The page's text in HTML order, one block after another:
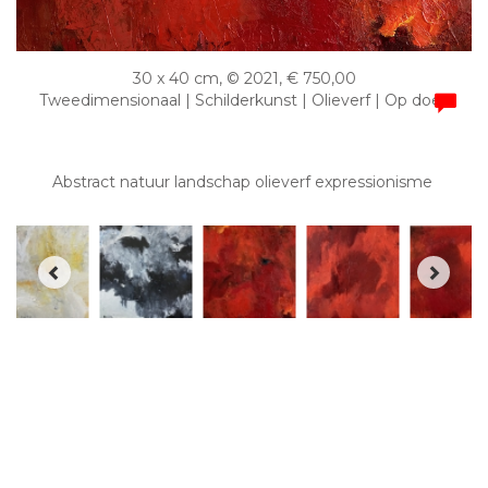
30 x 40 cm, © 2021, € 750,00
Tweedimensionaal | Schilderkunst | Olieverf | Op doek
Abstract natuur landschap olieverf expressionisme